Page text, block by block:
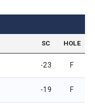
SC HOLE
-23 F
-19 F